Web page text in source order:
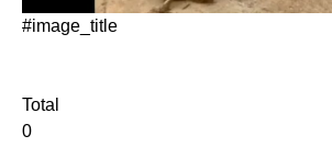
#image_title
Total
0